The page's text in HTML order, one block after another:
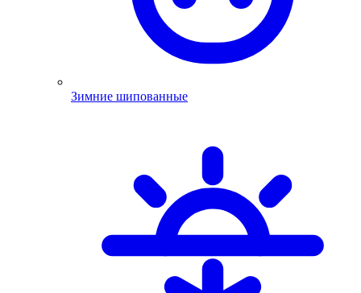
Зимние шипованные